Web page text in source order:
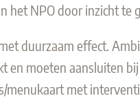
het NPO door inzicht
duurzaam effect.
moeten aansluiten
met